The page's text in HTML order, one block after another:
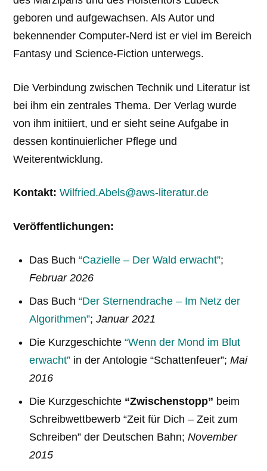
geboren und aufgewachsen. Als Autor und
bekennender Computer-Nerd ist er viel im Bereich
Fantasy und Science-Fiction unterwegs.
Die Verbindung zwischen Technik und Literatur ist
bei ihm ein zentrales Thema. Der Verlag wurde
von ihm initiiert, und er sieht seine Aufgabe in
dessen kontinuierlicher Pflege und
Weiterentwicklung.
Kontakt:Wilfried.Abels@aws-literatur.de
Veröffentlichungen:
Das Buch “Cazielle – Der Wald erwacht”;
Februar 2026
Das Buch “Der Sternendrache – Im Netz der
Algorithmen”; Januar 2021
Die Kurzgeschichte “Wenn der Mond im Blut
erwacht”in der Antologie “Schattenfeuer”; Mai
2016
Die Kurzgeschichte “Zwischenstopp” beim
Schreibwettbewerb “Zeit für Dich – Zeit zum
Schreiben” der Deutschen Bahn; November
2015